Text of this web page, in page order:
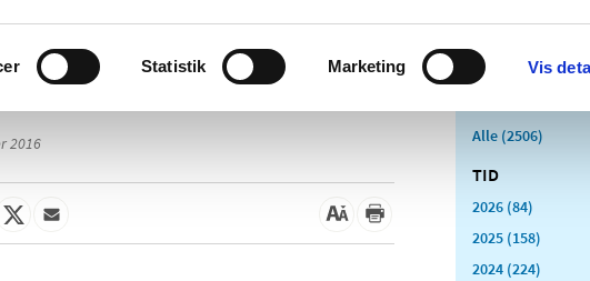
Statistik Marketing Vis
2016 Alle (2506)
TID
2026 (84)
2025 (158)
2024 (224)